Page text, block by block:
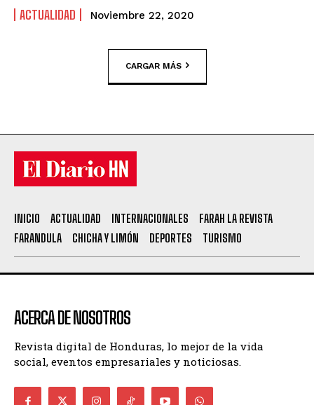
ACTUALIDAD Noviembre 22, 2020
CARGAR MÁS
INICIO ACTUALIDAD INTERNACIONALES
FARAH LA REVISTA
FARANDULA
CHICHA Y LIMÓN DEPORTES TURISMO
ACERCA DE NOSOTROS
Revista digital de Honduras, lo mejor de la vida
social, eventos empresariales y noticiosas.